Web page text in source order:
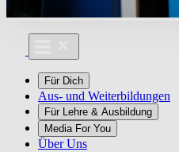
Für Dich
Aus- und Weiterbildungen
Für Lehre & Ausbildung
Media For You
Über Uns